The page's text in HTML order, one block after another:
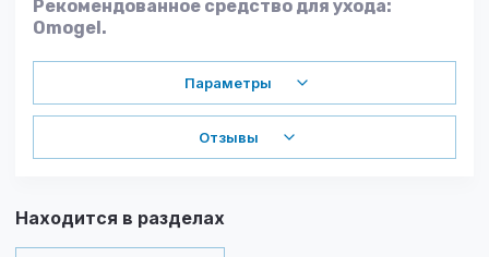
Рекомендованное средство для ухода:
Omogel.
Параметры
Отзывы
Находится в разделах